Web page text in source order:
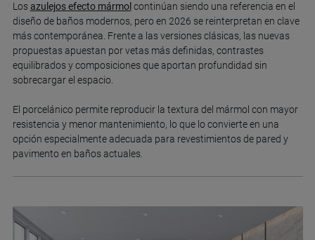
Losazulejos efecto mármol continúan siendo una referencia en el
diseño de baños modernos, pero en 2026 se reinterpretan en clave
más contemporánea. Frente a las versiones clásicas, las nuevas
propuestas apuestan por vetas más definidas, contrastes
equilibrados y composiciones que aportan profundidad sin
sobrecargar el espacio.
El porcelánico permite reproducir la textura del mármol con mayor
resistencia y menor mantenimiento, lo que lo convierte en una
opción especialmente adecuada para revestimientos de pared y
pavimento en baños actuales.